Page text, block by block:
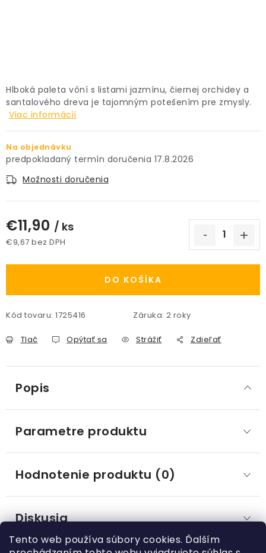
Tento web používa súbory cookies. Ďalším
KVETINÁČE A OBALY NA RASTLINY
Obchodné podmienky
Podmienky ochrany osobných údajov
Hlboká paleta vôní s listami jazmínu, čiernej orchidey a
santalového dreva je tajomným potešením pre zmysly.
Viac informácií
Na objednávku
17.8.2026
Možnosti doručenia
€11,90 / ks
€9,67 bez DPH
DO KOŠÍKA
Kód tovaru: 1725416 Záruka: 2 roky
Tlač Opýtať sa Strážiť Zdieľať
Popis
Parametre produktu
Hodnotenie produktu (0)
Diskusia